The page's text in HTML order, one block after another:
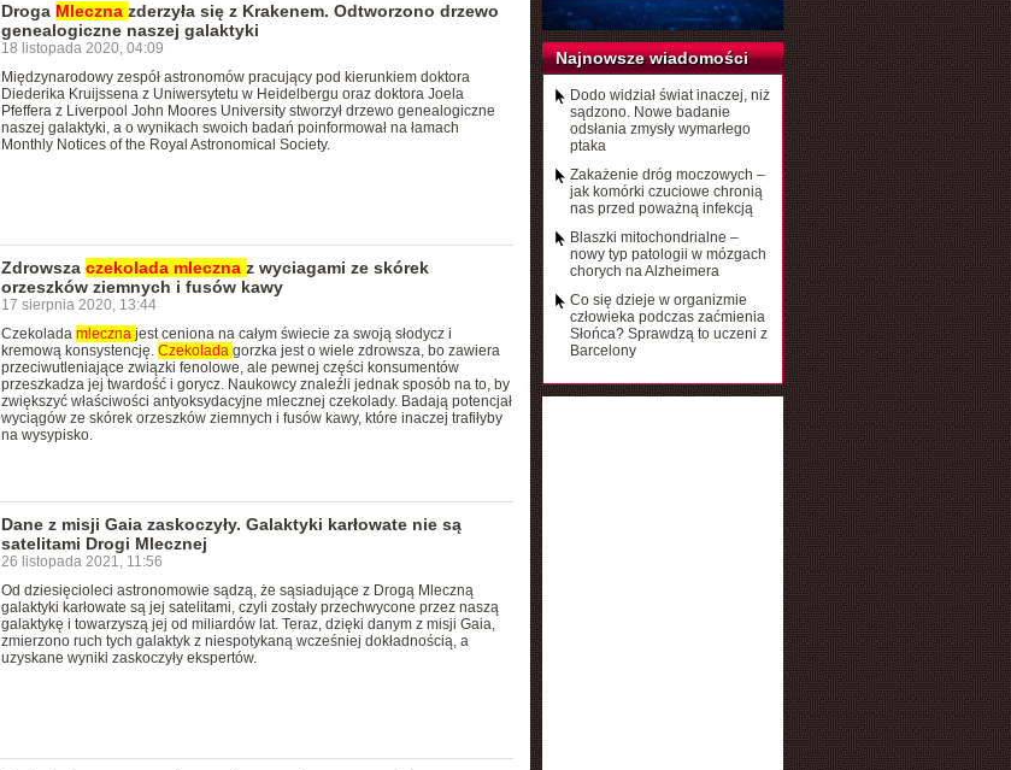
Droga Mleczna zderzyła się z Krakenem. Odtworzono drzewo
genealogiczne naszej galaktyki
18 listopada 2020, 04:09
Międzynarodowy zespół astronomów pracujący pod kierunkiem doktora
Diederika Kruijssena z Uniwersytetu w Heidelbergu oraz doktora Joela
Pfeffera z Liverpool John Moores University stworzył drzewo genealogiczne
naszej galaktyki, a o wynikach swoich badań poinformował na łamach
Monthly Notices of the Royal Astronomical Society.
Zdrowsza czekolada mleczna z wyciagami ze skórek
orzeszków ziemnych i fusów kawy
17 sierpnia 2020, 13:44
Czekolada mleczna jest ceniona na całym świecie za swoją słodycz i
kremową konsystencję. Czekolada gorzka jest o wiele zdrowsza, bo zawiera
przeciwutleniające związki fenolowe, ale pewnej części konsumentów
przeszkadza jej twardość i gorycz. Naukowcy znaleźli jednak sposób na to, by
zwiększyć właściwości antyoksydacyjne mlecznej czekolady. Badają potencjał
wyciągów ze skórek orzeszków ziemnych i fusów kawy, które inaczej trafiłyby
na wysypisko.
Dane z misji Gaia zaskoczyły. Galaktyki karłowate nie są
satelitami Drogi Mlecznej
26 listopada 2021, 11:56
Od dziesięcioleci astronomowie sądzą, że sąsiadujące z Drogą Mleczną
galaktyki karłowate są jej satelitami, czyli zostały przechwycone przez naszą
galaktykę i towarzyszą jej od miliardów lat. Teraz, dzięki danym z misji Gaia,
zmierzono ruch tych galaktyk z niespotykaną wcześniej dokładnością, a
uzyskane wyniki zaskoczyły ekspertów.
Najnowsze wiadomości
Dodo widział świat inaczej, niż
sądzono. Nowe badanie
odsłania zmysły wymarłego
ptaka
Zakażenie dróg moczowych –
jak komórki czuciowe chronią
nas przed poważną infekcją
Blaszki mitochondrialne –
nowy typ patologii w mózgach
chorych na Alzheimera
Co się dzieje w organizmie
człowieka podczas zaćmienia
Słońca? Sprawdzą to uczeni z
Barcelony